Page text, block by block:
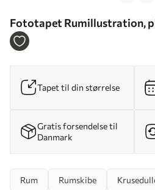
Fototapet Rumillustration,
u95918
Tapet til din størrelse
Gratis forsendelse til
Danmark
Rum Rumskibe